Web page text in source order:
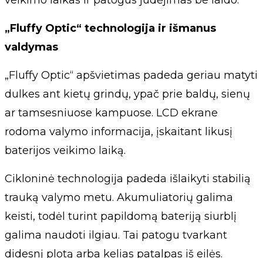
„Fluffy Optic“ technologija ir išmanus
valdymas
„Fluffy Optic“ apšvietimas padeda geriau matyti
dulkes ant kietų grindų, ypač prie baldų, sienų
ar tamsesniuose kampuose. LCD ekrane
rodoma valymo informacija, įskaitant likusį
baterijos veikimo laiką.
Cikloninė technologija padeda išlaikyti stabilią
trauką valymo metu. Akumuliatorių galima
keisti, todėl turint papildomą bateriją siurblį
galima naudoti ilgiau. Tai patogu tvarkant
didesnį plotą arba kelias patalpas iš eilės.